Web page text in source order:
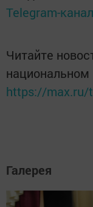
Telegram-
Читайте
https://max.ru/
Галерея